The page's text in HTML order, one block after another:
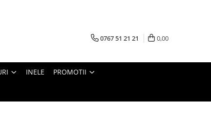
0767 51 21 21 0,00
INELE PROMOTII